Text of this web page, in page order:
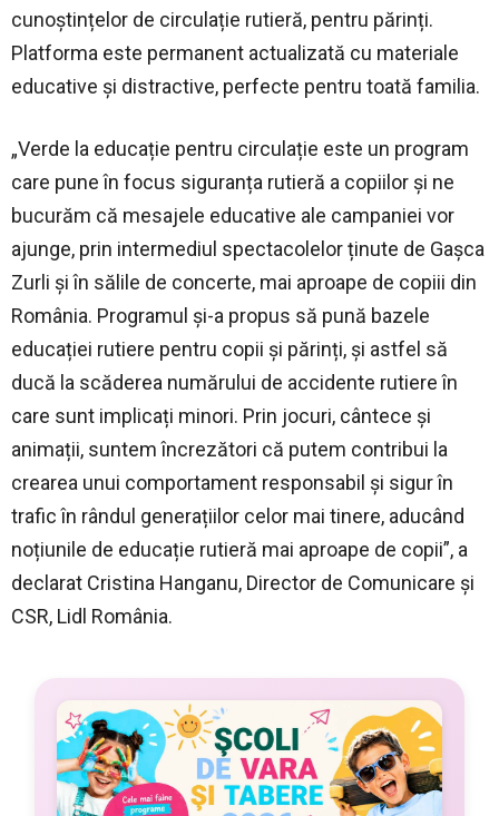
cunoștințelor de circulație rutieră, pentru părinți.
Platforma este permanent actualizată cu materiale
educative și distractive, perfecte pentru toată familia.
„Verde la educație pentru circulație este un program
care pune în focus siguranța rutieră a copiilor și ne
bucurăm că mesajele educative ale campaniei vor
ajunge, prin intermediul spectacolelor ținute de Gașca
Zurli și în sălile de concerte, mai aproape de copiii din
România. Programul și-a propus să pună bazele
educației rutiere pentru copii și părinți, și astfel să
ducă la scăderea numărului de accidente rutiere în
care sunt implicați minori. Prin jocuri, cântece și
animații, suntem încrezători că putem contribui la
crearea unui comportament responsabil și sigur în
trafic în rândul generațiilor celor mai tinere, aducând
noțiunile de educație rutieră mai aproape de copii”, a
declarat Cristina Hanganu, Director de Comunicare și
CSR, Lidl România.